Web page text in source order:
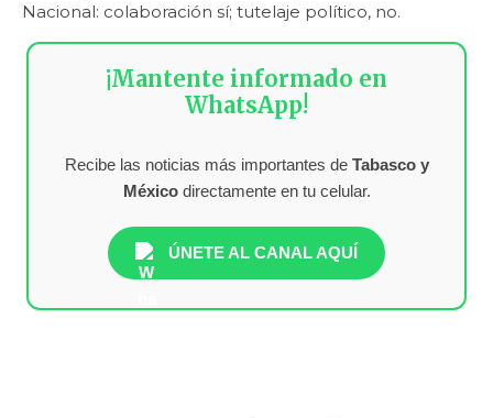
Nacional: colaboración sí; tutelaje político, no.
¡Mantente informado en
WhatsApp!
Recibe las noticias más importantes de Tabasco y
Méxicodirectamente en tu celular.
ÚNETE AL CANAL AQUÍ